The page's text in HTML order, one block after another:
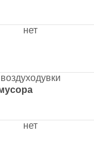
нет
воздуходувки
нет